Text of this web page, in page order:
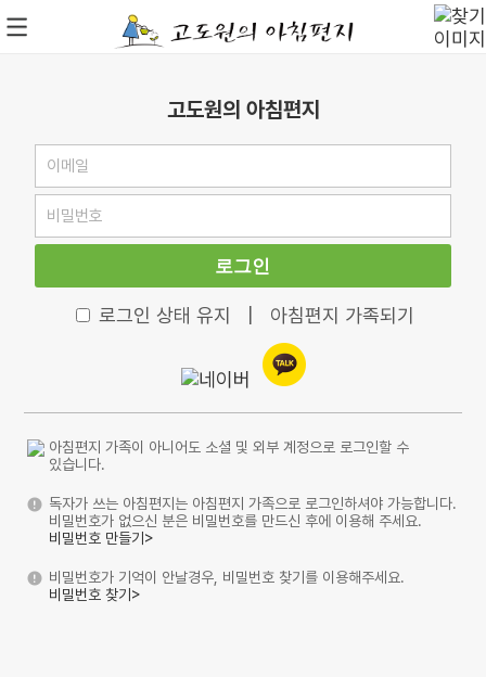
고도원의 아침편지
로그인
로그인 상태 유지 아침편지 가족되기
아침편지 가족이 아니어도 소셜 및 외부 계정으로 로그인할 수
있습니다.
독자가 쓰는 아침편지는 아침편지 가족으로 로그인하셔야 가능합니다.
비밀번호가 없으신 분은 비밀번호를 만드신 후에 이용해 주세요.
비밀번호 만들기>
비밀번호가 기억이 안날경우, 비밀번호 찾기를 이용해주세요.
비밀번호 찾기>